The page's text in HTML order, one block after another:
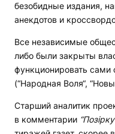
безобидные издания,
анекдотов и
Все независимые
либо были закрыты
функционировать сами
(“Народная Воля“,
Старший аналитик
в комментарии “